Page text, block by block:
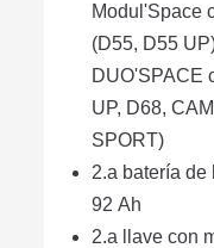
Modul'Space
(D55, D55
DUO'SPACE
UP, D68,
SPORT)
2.a batería de
92 Ah
2.a llave con